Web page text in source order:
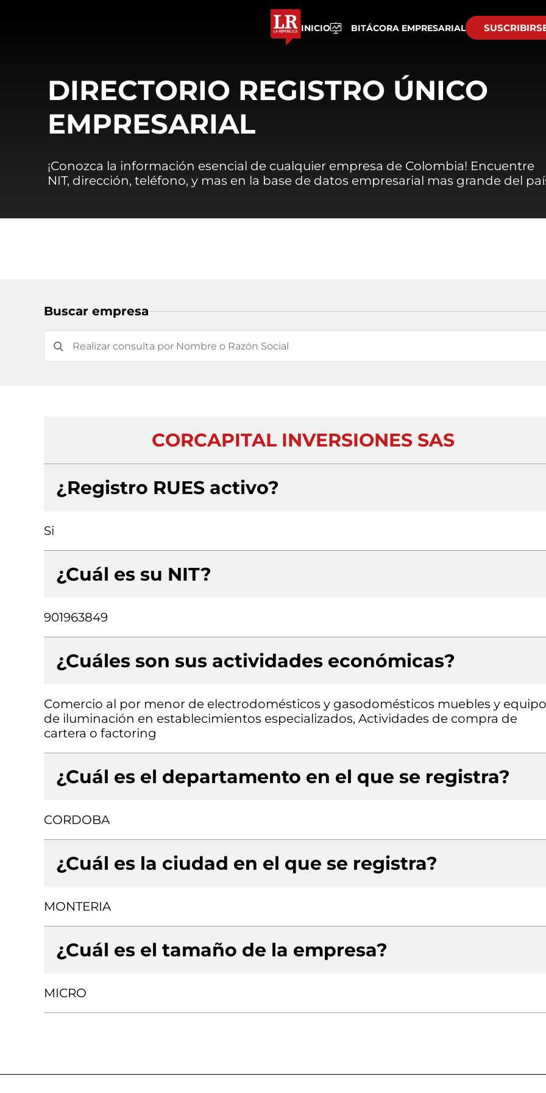
INICIO BITÁCORA EMPRESARIAL
DIRECTORIO REGISTRO ÚNICO
EMPRESARIAL
¡Conozca la información esencial de cualquier empresa de Colombia! Encuentre
NIT, dirección, teléfono, y mas en la base de datos empresarial mas grande del
Buscar empresa
CORCAPITAL INVERSIONES SAS
¿Registro RUES activo?
Si
¿Cuál es su NIT?
901963849
¿Cuáles son sus actividades económicas?
Comercio al por menor de electrodomésticos y gasodomésticos muebles y
de iluminación en establecimientos especializados, Actividades de compra de
cartera o factoring
¿Cuál es el departamento en el que se registra?
CORDOBA
¿Cuál es la ciudad en el que se registra?
MONTERIA
¿Cuál es el tamaño de la empresa?
MICRO